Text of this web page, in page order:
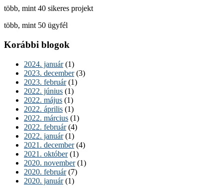
több, mint 40 sikeres projekt
több, mint 50 ügyfél
Korábbi blogok
2024. január(1)
2023. december(3)
2023. február(1)
2022. június (1)
2022. május (1)
2022. április (1)
2022. március (1)
2022. február(4)
2022. január(1)
2021. december(4)
2021. október(1)
2020. november(1)
2020. február(7)
2020. január(1)